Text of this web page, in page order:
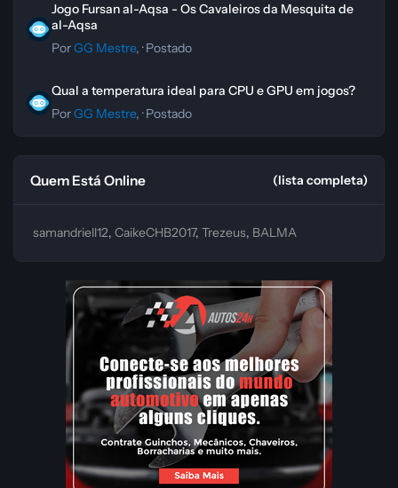
Jogo Fursan al-Aqsa - Os Cavaleiros da Mesquita de
al-Aqsa
PorGG Mestre, ·Postado
Qual a temperatura ideal para CPU e GPU em jogos?
PorGG Mestre, ·Postado
Quem Está Online (lista completa)
samandriell12 CaikeCHB2017 Trezeus BALMA